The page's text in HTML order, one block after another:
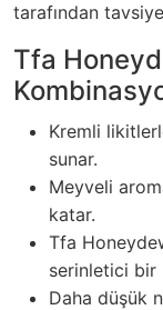
tarafından
Tfa
Kremli
sunar.
Meyveli
katar.
Tfa
serinletici bir
Daha düşük